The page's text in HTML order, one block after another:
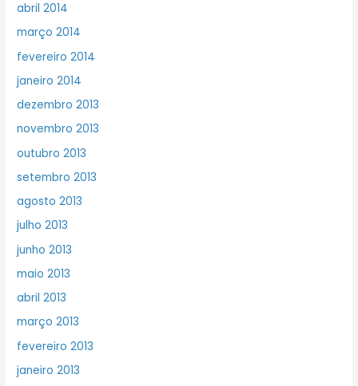
abril 2014
março 2014
fevereiro 2014
janeiro 2014
dezembro 2013
novembro 2013
outubro 2013
setembro 2013
agosto 2013
julho 2013
junho 2013
maio 2013
abril 2013
março 2013
fevereiro 2013
janeiro 2013